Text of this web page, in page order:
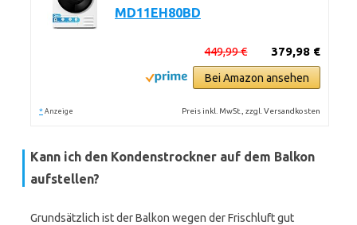
MD11EH80BD
379,98 €
449,99 €
Bei Amazon ansehen
* Anzeige Preis inkl. MwSt., zzgl. Versandkosten
Kann ich den Kondenstrockner auf dem Balkon
aufstellen?
Grundsätzlich ist der Balkon wegen der Frischluft gut